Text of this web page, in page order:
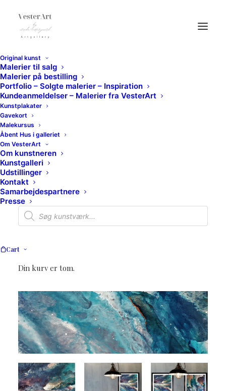
Original kunst
Malerier til salg
Malerier på bestilling
Portfolio – Solgte malerier – Inspiration
Kundeanmeldelser – Malerier fra VesterArt
Kunstplakater
Gavekort
Malekursus
Åbent Hus i galleriet
Om VesterArt
Om kunstneren
Kunstgalleri
Udstillinger
Kontakt
Samarbejdespartnere
Presse
Products
search
Cart
Din kurv er tom.